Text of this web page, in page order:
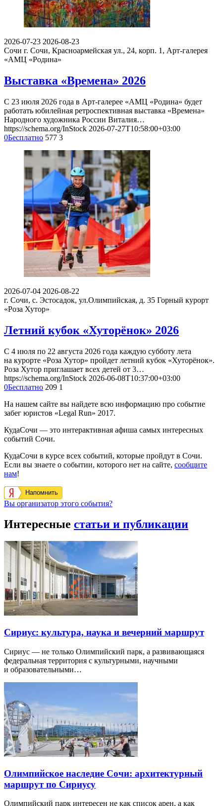
2026-07-23 2026-08-23
Сочи г. Сочи, Красноармейская ул., 24, корп. 1, Арт-галерея
«АМЦ «Родина»
Выставка «Времена» 2026
С 23 июля 2026 года в Арт-галерее «АМЦ «Родина» будет
работать юбилейная ретроспективная выставка «Времена»
Народного художника России Виталия…
https://schema.org/InStock 2026-07-27T10:58:00+03:00
0Бесплатно 577 3
2026-07-04 2026-08-22
г. Сочи, с. Эстосадок, ул.Олимпийская, д. 35 Горный курорт
«Роза Хутор»
Летний кубок «Хуторёнок» 2026
С 4 июля по 22 августа 2026 года каждую субботу лета
на курорте «Роза Хутор» пройдет летний кубок «Хуторёнок».
Роза Хутор приглашает всех детей от 3…
https://schema.org/InStock 2026-06-08T10:37:00+03:00
0Бесплатно 209 1
На нашем сайте вы найдете всю информацию про событие
забег юристов «Legal Run» 2017.
КудаСочи — это интерактивная афиша самых интересных
событий Сочи.
КудаСочи в курсе всех событий, которые пройдут в Сочи.
Если вы знаете о событии, которого нет на сайте, сообщите
нам!
Напомнить
Вы организатор этого события?
Интересные статьи и публикации
Сириус: культура, наука и вечерний маршрут
Сириус — не только Олимпийский парк, а развивающаяся
федеральная территория с культурными, научными
и образовательными…
Олимпийское наследие Сочи: архитектурный
маршрут по Сириусу
Олимпийский парк интересен не как список арен, а как